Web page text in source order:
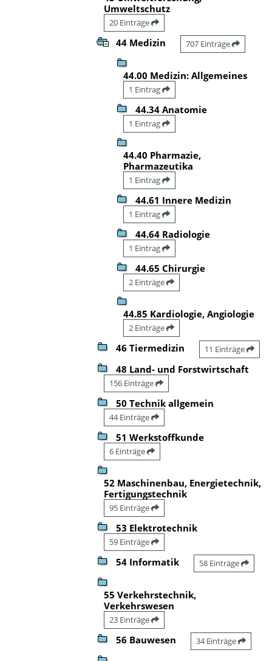
Umweltschutz
20 Einträge
44 Medizin 707 Einträge
44.00 Medizin: Allgemeines
1 Eintrag
44.34 Anatomie
1 Eintrag
44.40 Pharmazie,
Pharmazeutika
1 Eintrag
44.61 Innere Medizin
1 Eintrag
44.64 Radiologie
1 Eintrag
44.65 Chirurgie
2 Einträge
44.85 Kardiologie, Angiologie
2 Einträge
46 Tiermedizin 11 Einträge
48 Land- und Forstwirtschaft
156 Einträge
50 Technik allgemein
44 Einträge
51 Werkstoffkunde
6 Einträge
52 Maschinenbau, Energietechnik,
Fertigungstechnik
95 Einträge
53 Elektrotechnik
59 Einträge
54 Informatik 58 Einträge
55 Verkehrstechnik,
Verkehrswesen
23 Einträge
56 Bauwesen 34 Einträge